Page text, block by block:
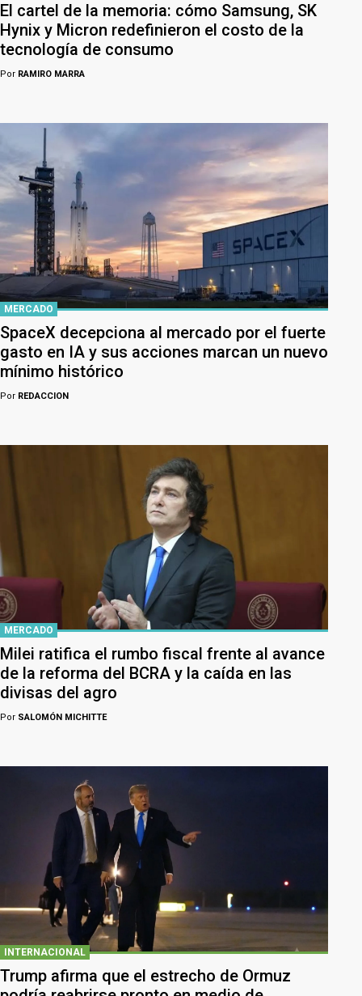
El cartel de la memoria: cómo Samsung, SK
Hynix y Micron redefinieron el costo de la
tecnología de consumo
Por RAMIRO MARRA
MERCADO
SpaceX decepciona al mercado por el fuerte
gasto en IA y sus acciones marcan un nuevo
mínimo histórico
Por REDACCION
MERCADO
Milei ratifica el rumbo fiscal frente al avance
de la reforma del BCRA y la caída en las
divisas del agro
Por SALOMÓN MICHITTE
INTERNACIONAL
Trump afirma que el estrecho de Ormuz